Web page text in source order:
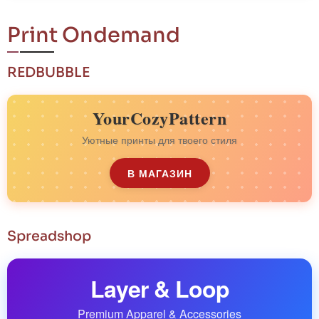
Print Ondemand
REDBUBBLE
YourCozyPattern
Уютные принты для твоего стиля
В МАГАЗИН
Spreadshop
Layer & Loop
Premium Apparel & Accessories